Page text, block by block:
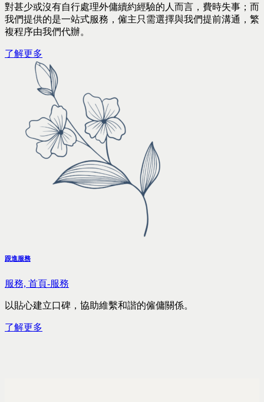
對甚少或沒有自行處理外傭續約經驗的人而言，費時失事；而
我們提供的是一站式服務，僱主只需選擇與我們提前溝通，繁
複程序由我們代辦。
了解更多
跟進服務
服務, 首頁-服務
以貼心建立口碑，協助維繫和諧的僱傭關係。
了解更多